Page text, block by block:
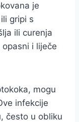
je
gripi s
ili curenja
i liječe
mogu
infekcije
često u obliku